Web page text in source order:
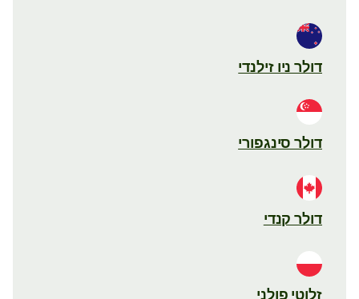
דולר ניו זילנדי
דולר סינגפורי
דולר קנדי
זלוטי פולני